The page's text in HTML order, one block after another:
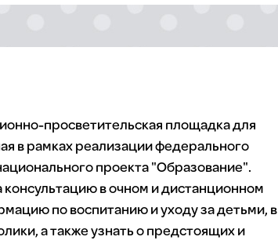
просветительская площадка для
в рамках реализации федерального
проекта "Образование".
консультацию в очном и дистанционном
по воспитанию и уходу за детьми, в
а также узнать о предстоящих и